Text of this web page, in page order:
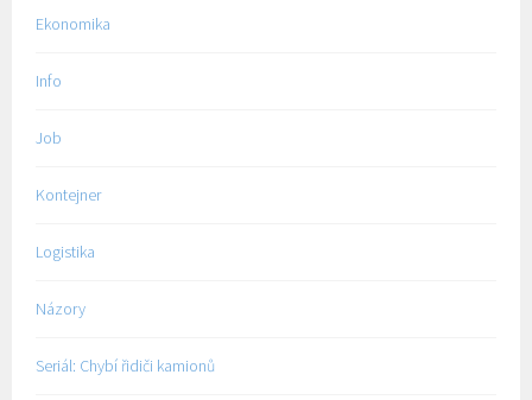
Ekonomika
Info
Job
Kontejner
Logistika
Názory
Seriál: Chybí řidiči kamionů